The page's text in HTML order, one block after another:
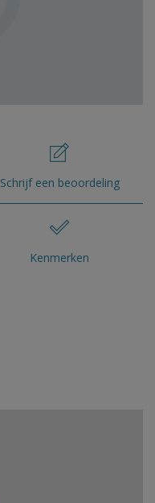
Schrijf een beoordeling
Kenmerken